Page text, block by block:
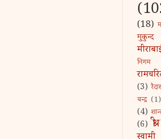
(18)
मुकुन्द
निगम
(3)
चन्द्र (1)
(4)
(6)